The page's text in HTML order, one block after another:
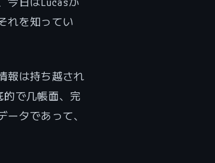
れを知ってい
報は持ち越され
的で几帳面、完
タであって、